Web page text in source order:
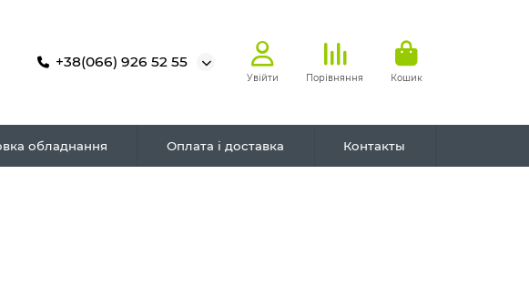
+38(066) 926 52 55
Увійти Порівняння Кошик
обладнання Оплата і доставка Контакты